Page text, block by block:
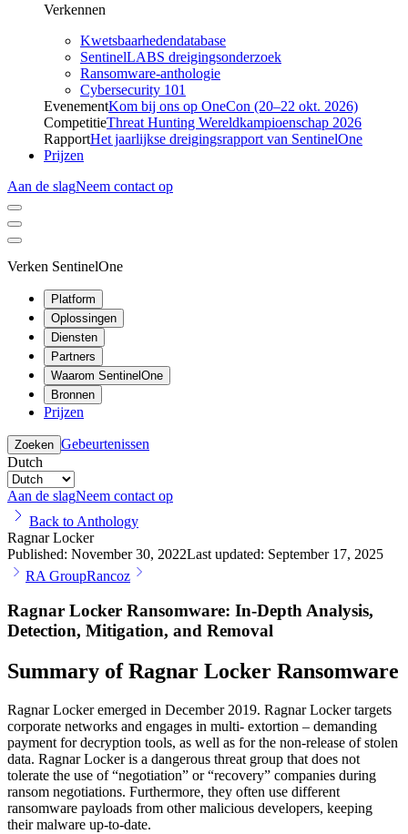
Verkennen
Kwetsbaarhedendatabase
SentinelLABS dreigingsonderzoek
Ransomware-anthologie
Cybersecurity 101
EvenementKom bij ons op OneCon (20–22 okt. 2026)
CompetitieThreat Hunting Wereldkampioenschap 2026
RapportHet jaarlijkse dreigingsrapport van SentinelOne
Prijzen
Aan de slagNeem contact op
Verken SentinelOne
Platform
Oplossingen
Diensten
Partners
Waarom SentinelOne
Bronnen
Prijzen
Zoeken Gebeurtenissen
Dutch
Aan de slagNeem contact op
Back to Anthology
Ragnar Locker
Published: November 30, 2022Last updated: September 17, 2025
RA GroupRancoz
Ragnar Locker Ransomware: In-Depth Analysis,
Detection, Mitigation, and Removal
Summary of Ragnar Locker Ransomware
Ragnar Locker emerged in December 2019. Ragnar Locker targets
corporate networks and engages in multi- extortion – demanding
payment for decryption tools, as well as for the non-release of stolen
data. Ragnar Locker is a dangerous threat group that does not
tolerate the use of “negotiation” or “recovery” companies during
ransom negotiations. Furthermore, they often use different
ransomware payloads from other malicious developers, keeping
their malware up-to-date.